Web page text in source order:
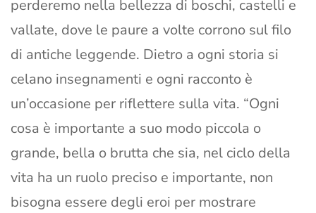
perderemo nella bellezza di boschi, castelli e
vallate, dove le paure a volte corrono sul filo
di antiche leggende. Dietro a ogni storia si
celano insegnamenti e ogni racconto è
un’occasione per riflettere sulla vita. “Ogni
cosa è importante a suo modo piccola o
grande, bella o brutta che sia, nel ciclo della
vita ha un ruolo preciso e importante, non
bisogna essere degli eroi per mostrare